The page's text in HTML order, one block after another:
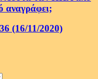
αναγράφει;
(16/11/2020)